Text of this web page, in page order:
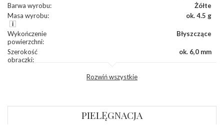
Barwa wyrobu:
Żółte
Masa wyrobu: ok. 4.5 g
Wykończenie
powierzchni:
Błyszczące
Szerokość
obrączki:
ok. 6,0 mm
Rozwiń wszystkie
PIELĘGNACJA